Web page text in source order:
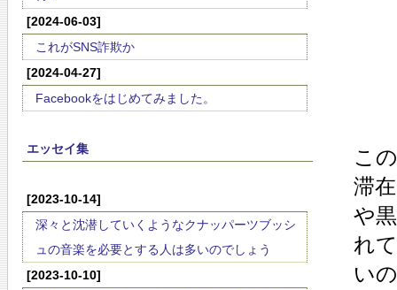
[2024-06-03]
これがSNS詐欺か
[2024-04-27]
Facebookをはじめてみました。
エッセイ集
[2023-10-14]
深々と沈潜していくようなクナッパーツブッシ
ュの音楽を必要とする人は多いのでしょう
[2023-10-10]
こ
滞
や
れ
い